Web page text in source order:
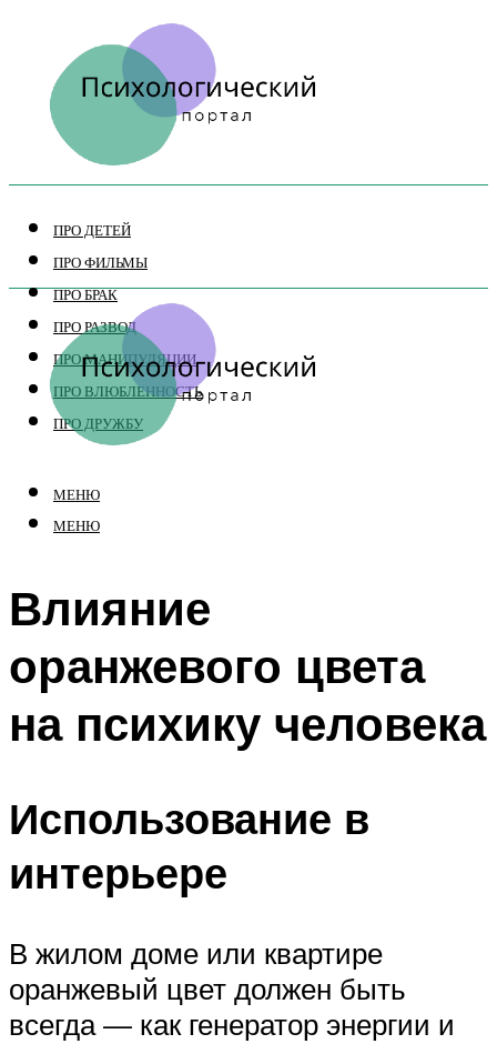
ПРО ДЕТЕЙ
ПРО ФИЛЬМЫ
ПРО БРАК
ПРО РАЗВОД
ПРО МАНИПУЛЯЦИИ
ПРО ВЛЮБЛЕННОСТЬ
ПРО ДРУЖБУ
МЕНЮ
МЕНЮ
Влияние
оранжевого цвета
на психику человека
Использование в
интерьере
В жилом доме или квартире
оранжевый цвет должен быть
всегда — как генератор энергии и